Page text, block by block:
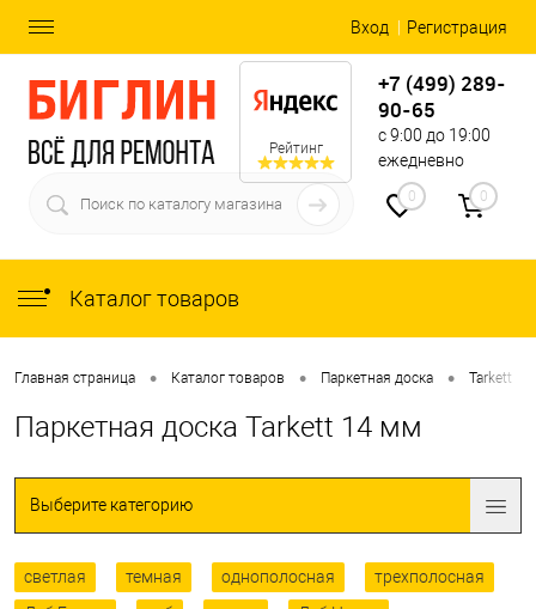
Вход Регистрация
Рейтинг
+7 (499) 289-
90-65
с 9:00 до 19:00
ежедневно
0 0
Каталог товаров
Главная страница • Каталог товаров • Паркетная доска • Tarkett
Паркетная доска Tarkett 14 мм
Выберите категорию
светлая темная однополосная
трехполосная